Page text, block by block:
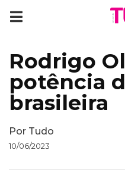
Rodrigo
potência
brasileira
Por Tudo
10/06/2023